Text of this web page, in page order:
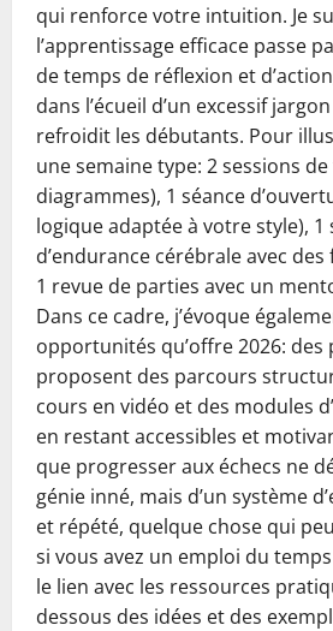
qui renforce votre intuition. Je
l’apprentissage efficace passe
de temps de réflexion et
dans l’écueil d’un excessif
refroidit les débutants. Pour
une semaine type: 2 sessions
diagrammes), 1 séance
logique adaptée à votre style), 1
d’endurance cérébrale avec
1 revue de parties avec un
Dans ce cadre, j’évoque
opportunités qu’offre 2026:
proposent des parcours
cours en vidéo et des modules
en restant accessibles et
que progresser aux échecs ne
génie inné, mais d’un système
et répété, quelque chose qui
si vous avez un emploi du
le lien avec les ressources
dessous des idées et des